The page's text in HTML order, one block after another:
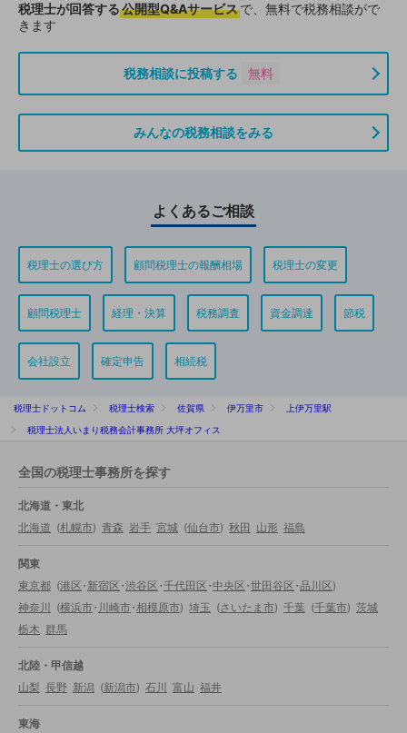
税理士が回答する公開型Q&Aサービスで、無料で税務相談がで
きます
税務相談に投稿する 無料
みんなの税務相談をみる
よくあるご相談
税理士の選び方 顧問税理士の報酬相場 税理士の変更
顧問税理士 経理・決算 税務調査 資金調達 節税
会社設立 確定申告 相続税
税理士ドットコム 税理士検索 佐賀県 伊万里市
上伊万里駅
税理士法人いまり税務会計事務所 大坪オフィス
全国の税理士事務所を探す
北海道・東北
北海道 (札幌市) 青森 岩手 宮城 (仙台市) 秋田 山形 福島
関東
東京都 (港区・新宿区・渋谷区・千代田区・中央区・世田谷区・品川区)
神奈川
(横浜市・川崎市・相模原市) 埼玉 (さいたま市) 千葉 (千葉市) 茨城
栃木 群馬
北陸・甲信越
山梨 長野 新潟 (新潟市) 石川 富山 福井
東海